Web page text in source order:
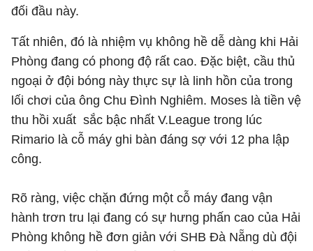
đối đầu này.
Tất nhiên, đó là nhiệm vụ không hề dễ dàng khi Hải
Phòng đang có phong độ rất cao. Đặc biệt, cầu thủ
ngoại ở đội bóng này thực sự là linh hồn của trong
lối chơi của ông Chu Đình Nghiêm. Moses là tiền vệ
thu hồi xuất sắc bậc nhất V.League trong lúc
Rimario là cỗ máy ghi bàn đáng sợ với 12 pha lập
công.
Rõ ràng, việc chặn đứng một cỗ máy đang vận
hành trơn tru lại đang có sự hưng phấn cao của Hải
Phòng không hề đơn giản với SHB Đà Nẵng dù đội